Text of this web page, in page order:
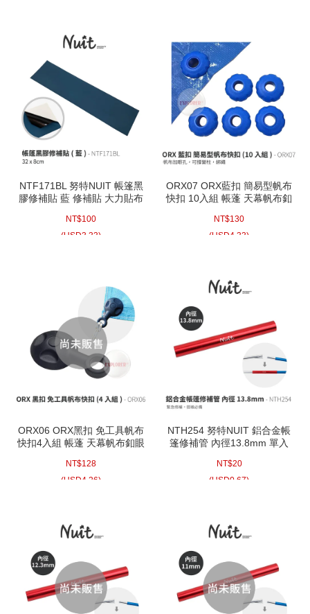
NTF171BL 努特NUIT 帳篷黑
膠修補貼 藍 修補貼 大力貼布
膠貼 黑膠帳蓬 修補 膠帶 黑膠
帶 帳蓬補丁 快速修補片
NT$100
(USD3.33)
ORX07 ORX藍扣 簡易型帆布
快扣 10入組 帳蓬 天幕帆布釦
NT$130
(USD4.33)
ORX06 ORX黑扣 免工具帆布
快扣4入組 帳蓬 天幕帆布釦眼
NT$128
(USD4.26)
NTH254 努特NUIT 鋁合金帳
篷修補管 內徑13.8mm 單入
篷桿維修 骨架維修
NT$20
(USD0.67)